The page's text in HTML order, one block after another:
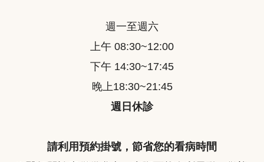
週一至週六
上午 08:30~12:00
下午 14:30~17:45
晚上18:30~21:45
週日休診
請利用預約掛號，節省您的看病時間